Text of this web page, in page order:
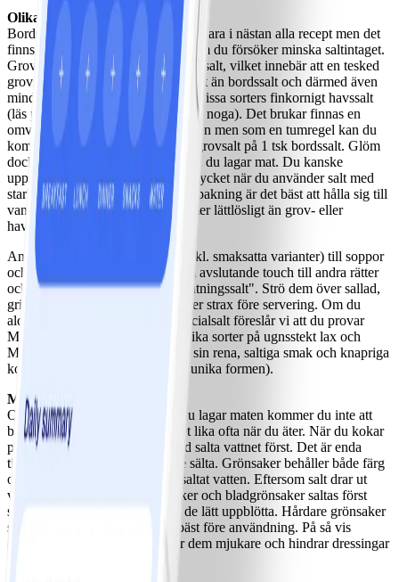
Olika salter för olika ändamål
Bords-, grov- och havssalt är utbytbara i nästan alla recept men det
finns klara fördelar med grovsalt om du försöker minska saltintaget.
Grovsalt är grovkornigare än bordssalt, vilket innebär att en tesked
grovsalt innehåller mindre salt i vikt än bordssalt och därmed även
mindre natrium. Detta gäller även vissa sorters finkornigt havssalt
(läs på förpackningarna och jämför noga). Det brukar finnas en
omvandlingstabell på förpackningen men som en tumregel kan du
komma ihåg att det går ca 1,5 tsk grovsalt på 1 tsk bordssalt. Glöm
dock inte att smaka av själv medan du lagar mat. Du kanske
upptäcker att du inte behöver så mycket när du använder salt med
stark, ren smak. Ett förbehåll: vid bakning är det bäst att hålla sig till
vanligt bordssalt eftersom det är mer lättlösligt än grov- eller
havssalt.
Använd inte dyra specialsalter (inkl. smaksatta varianter) till soppor
och grytor. Dessa passar bäst som avslutande touch till andra rätter
och kallas ibland t.o.m. för "avslutningssalt". Strö dem över sallad,
grillat/ugnsstekt kött och grönsaker strax före servering. Om du
aldrig tidigare har köpt något specialsalt föreslår vi att du provar
Maldon först. Vi provade flera olika sorter på ugnsstekt lax och
Maldon utmärkte sig tydligt med sin rena, saltiga smak och knapriga
konsistens (som kommer av den unika formen).
Matlagning med salt
Om du saltar ordentligt medan du lagar maten kommer du inte att
behöva sträcka dig efter saltkaret lika ofta när du äter. När du kokar
pasta, potatis och ris bör du alltid salta vattnet först. Det är enda
tillfället som ges till heltäckande sälta. Grönsaker behåller både färg
och smak bättre om de kokas i saltat vatten. Eftersom salt drar ut
vätska bör känsliga, råa grönsaker och bladgrönsaker saltas först
strax före servering, annars blir de lätt uppblötta. Hårdare grönsaker
som vitkål och morötter saltas bäst före användning. På så vis
extraheras lite vätska, vilket gör dem mjukare och hindrar dressingar